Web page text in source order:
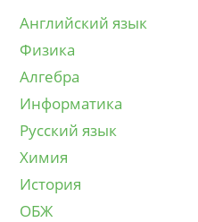
Английский язык
Физика
Алгебра
Информатика
Русский язык
Химия
История
ОБЖ